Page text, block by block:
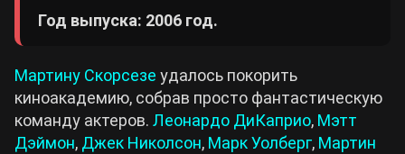
Год выпуска: 2006 год.
Мартину Скорсезе удалось покорить
киноакадемию, собрав просто фантастическую
команду актеров. Леонардо ДиКаприо, Мэтт
Дэймон, Джек Николсон, Марк Уолберг, Мартин